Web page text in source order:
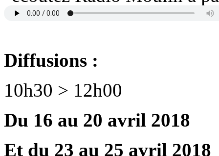
Diffusions :
10h30 > 12h00
Du 16 au 20 avril 2018
Et du 23 au 25 avril 2018